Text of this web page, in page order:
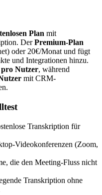
Plan mit
DerPremium-Plan
oder 20€/Monat und fügt
und Integrationen hinzu.
pro Nutzer, während
mit CRM-
Transkription für
Videokonferenzen (Zoom,
die den Meeting-Fluss nicht
Transkription ohne